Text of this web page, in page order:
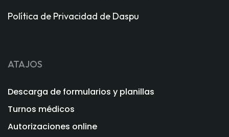
Política de Privacidad de Daspu
ATAJOS
Descarga de formularios y planillas
Turnos médicos
Autorizaciones online